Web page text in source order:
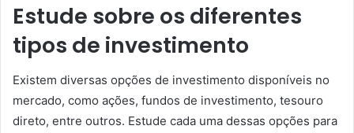
Estude sobre os diferentes
tipos de investimento
Existem diversas opções de investimento disponíveis no
mercado, como ações, fundos de investimento, tesouro
direto, entre outros. Estude cada uma dessas opções para